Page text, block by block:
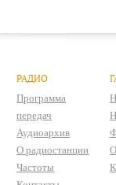
РАДИО
Программа
передач
Аудиоархив
О радиостанции
Частоты